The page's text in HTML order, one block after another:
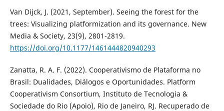
Van Dijck, J. (2021, September). Seeing the forest for the
trees: Visualizing platformization and its governance. New
Media & Society, 23(9), 2801-2819.
https://doi.org/10.1177/1461444820940293
Zanatta, R. A. F. (2022). Cooperativismo de Plataforma no
Brasil: Dualidades, Diálogos e Oportunidades. Platform
Cooperativism Consortium, Instituto de Tecnologia &
Sociedade do Rio (Apoio), Rio de Janeiro, RJ. Recuperado de